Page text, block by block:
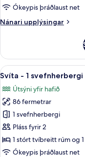
4
svefnherbergi
Ókeypis þráðlaust net
Nánari upplýsingar
Nánari
með
útsýni
-
svefnherbergi
Skoða
allar
myndir
fyrir
Svíta
-
1
svefnherbergi
11
Svíta - 1 svefnherbergi
Útsýni yfir hafið
86 fermetrar
1 svefnherbergi
Pláss fyrir 2
1 stórt tvíbreitt rúm og
Ókeypis þráðlaust net